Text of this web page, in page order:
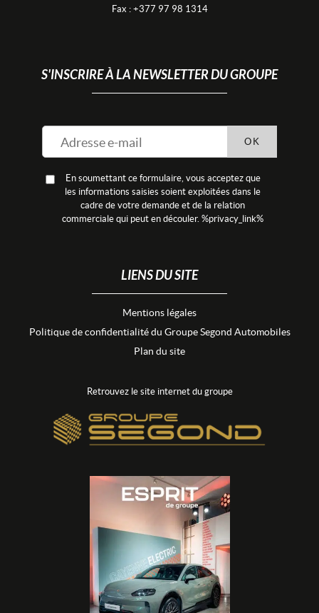
Fax : +377 97 98 1314
S'INSCRIRE À LA NEWSLETTER DU GROUPE
En soumettant ce formulaire, vous acceptez que
les informations saisies soient exploitées dans le
cadre de votre demande et de la relation
commerciale qui peut en découler. %privacy_link%
OK
LIENS DU SITE
Mentions légales
Politique de confidentialité du Groupe Segond Automobiles
Plan du site
Retrouvez le site internet du groupe